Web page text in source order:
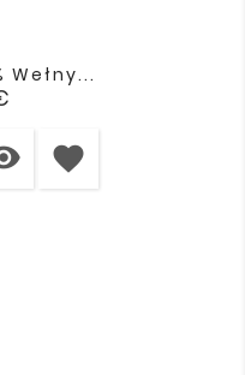
Wełny...
favorite